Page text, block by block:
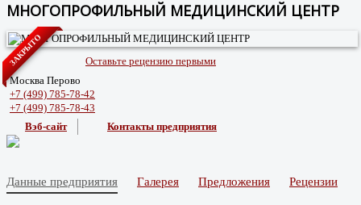
МНОГОПРОФИЛЬНЫЙ МЕДИЦИНСКИЙ ЦЕНТР
ЗАКРЫТО
Оставьте рецензию первыми
Москва Перово
+7 (499) 785-78-42
+7 (499) 785-78-43
Вэб-сайт
Контакты предприятия
Данные предприятия Галерея Предложения Рецензии